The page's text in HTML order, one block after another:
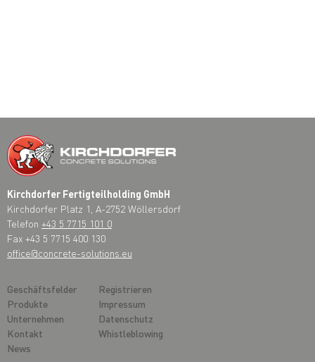
Kirchdorfer Fertigteilholding GmbH
Kirchdorfer Platz 1, A-2752 Wöllersdorf
Telefon +43 5 7715 101 0
Fax +43 5 7715 400 130
office@concrete-solutions.eu
Geschäftsfelder
Produkte
Unternehmen
Kontakt
News
Registrieren
Impressum
Datenschutz
Whistleblowing